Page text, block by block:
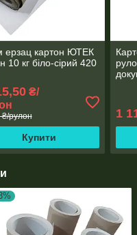
ерзац картон ЮТЕК
10 кг біло-сірий 420
₴/
рулон
Купити
1